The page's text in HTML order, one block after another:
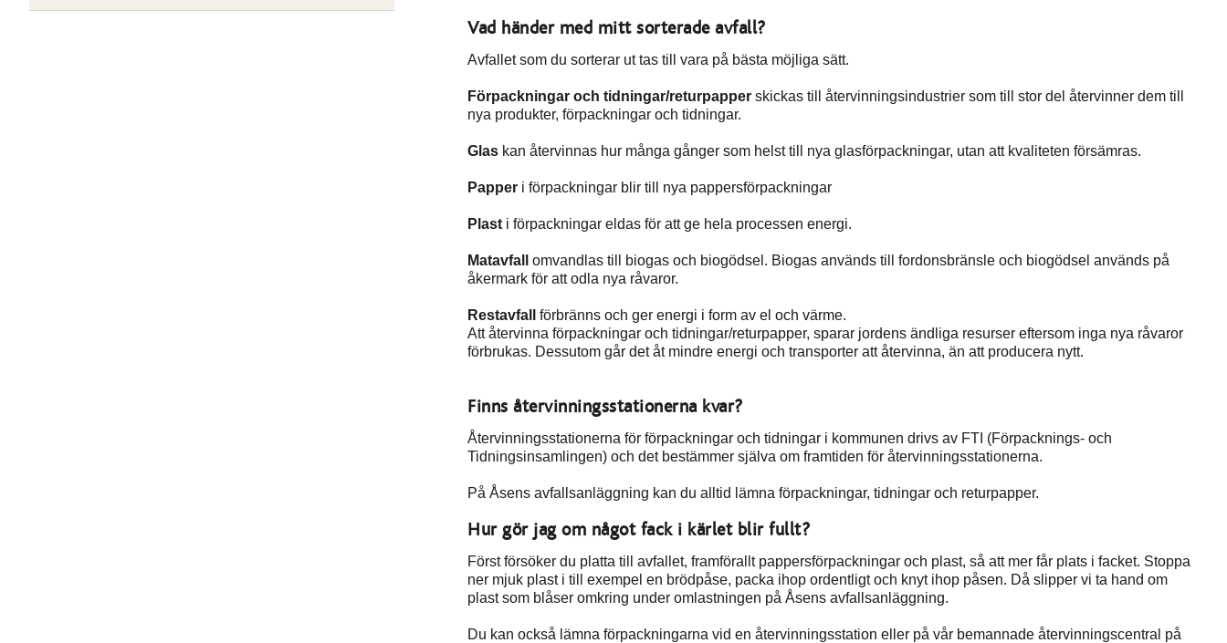
Vad händer med mitt sorterade avfall?
Avfallet som du sorterar ut tas till vara på bästa möjliga sätt.
Förpackningar och tidningar/returpapper skickas till återvinningsindustrier som till stor del återvinner dem till
nya produkter, förpackningar och tidningar.
Glas kan återvinnas hur många gånger som helst till nya glasförpackningar, utan att kvaliteten försämras.
Papper i förpackningar blir till nya pappersförpackningar
Plast i förpackningar eldas för att ge hela processen energi.
Matavfall
omvandlas till biogas och biogödsel. Biogas används till fordonsbränsle och biogödsel används på
åkermark för att odla nya råvaror.
Restavfall
förbränns och ger energi i form av el och värme.
Att återvinna förpackningar och tidningar/returpapper, sparar jordens ändliga resurser eftersom inga nya råvaror
förbrukas. Dessutom går det åt mindre energi och transporter att återvinna, än att producera nytt.
Finns återvinningsstationerna kvar?
Återvinningsstationerna för förpackningar och tidningar i kommunen drivs av FTI (Förpacknings- och
Tidningsinsamlingen) och det bestämmer själva om framtiden för återvinningsstationerna.
På Åsens avfallsanläggning kan du alltid lämna förpackningar, tidningar och returpapper.
Hur gör jag om något fack i kärlet blir fullt?
Först försöker du platta till avfallet, framförallt pappersförpackningar och plast, så att mer får plats i facket. Stoppa
ner mjuk plast i till exempel en brödpåse, packa ihop ordentligt och knyt ihop påsen. Då slipper vi ta hand om
plast som blåser omkring under omlastningen på Åsens avfallsanläggning.
Du kan också lämna förpackningarna vid en återvinningsstation eller på vår bemannade återvinningscentral på